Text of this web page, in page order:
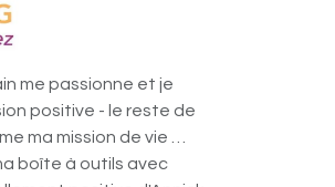
me passionne et je
positive - le reste de
ma mission de vie …
boîte à outils avec